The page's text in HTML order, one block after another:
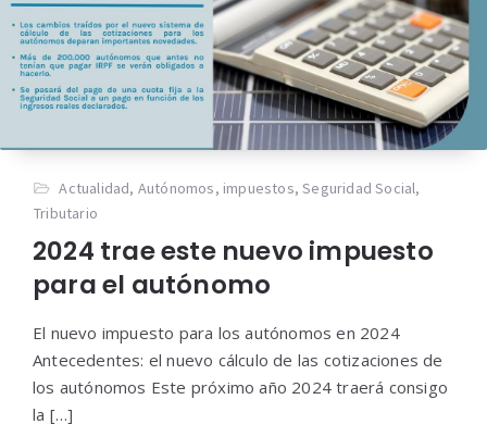
Actualidad, Autónomos, impuestos,Seguridad Social,
Tributario
2024 trae este nuevo impuesto
para el autónomo
El nuevo impuesto para los autónomos en 2024
Antecedentes: el nuevo cálculo de las cotizaciones de
los autónomos Este próximo año 2024 traerá consigo
la […]